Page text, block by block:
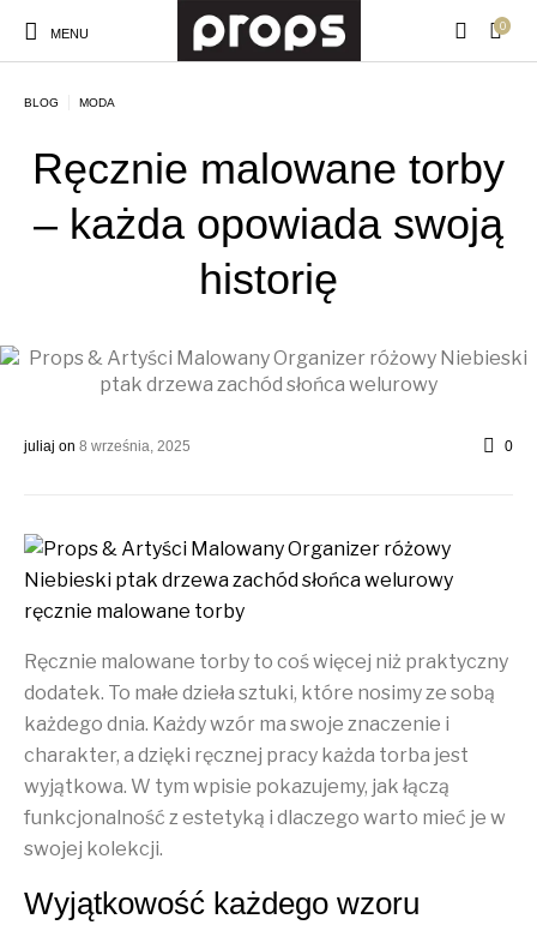
MENU
0
BLOG MODA
Ręcznie malowane torby
– każda opowiada swoją
historię
juliaj on 8 września, 2025 0
Ręcznie malowane torby to coś więcej niż praktyczny
dodatek. To małe dzieła sztuki, które nosimy ze sobą
każdego dnia. Każdy wzór ma swoje znaczenie i
charakter, a dzięki ręcznej pracy każda torba jest
wyjątkowa. W tym wpisie pokazujemy, jak łączą
funkcjonalność z estetyką i dlaczego warto mieć je w
swojej kolekcji.
Wyjątkowość każdego wzoru